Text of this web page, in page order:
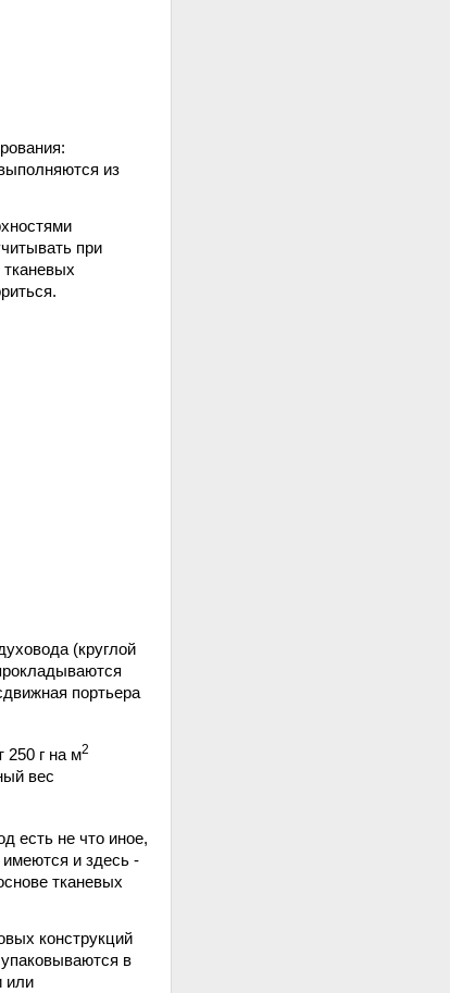
из
при
тканевых
(круглой
портьера
250 г на м2
вес
есть не что иное,
и здесь -
тканевых
конструкций
в
или